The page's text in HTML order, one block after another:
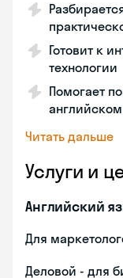
Готовит к
технологии
Помогает
английском
Читать дальше
Услуги и
Английский
Для
Деловой - для